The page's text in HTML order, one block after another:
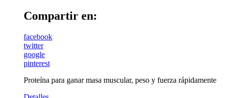
Compartir en:
facebook
twitter
google
pinterest
Proteína para ganar masa muscular, peso y fuerza rápidamente